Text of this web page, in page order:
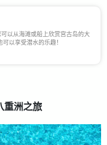
以从海滩或船上欣赏宫古岛的大
以享受潜水的乐趣！
重洲之旅